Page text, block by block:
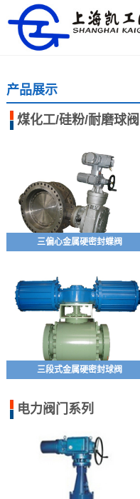
产品展示
煤化工/硅粉/耐磨球阀
三偏心金属硬密封蝶阀
三段式金属硬密封球阀
电力阀门系列